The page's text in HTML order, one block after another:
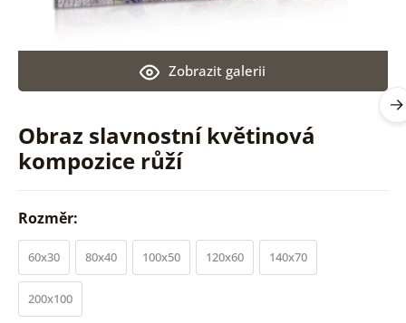
Obraz slavnostní květinová
kompozice růží
Zobrazit galerii
Rozměr:
60x30 80x40 100x50 120x60 140x70
200x100